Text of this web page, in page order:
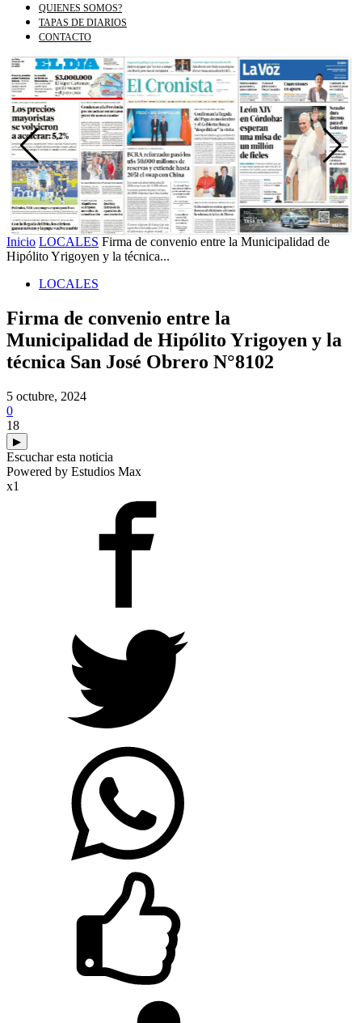
QUIENES SOMOS?
TAPAS DE DIARIOS
CONTACTO
Inicio LOCALES Firma de convenio entre la Municipalidad de
Hipólito Yrigoyen y la técnica...
LOCALES
Firma de convenio entre la
Municipalidad de Hipólito Yrigoyen y la
técnica San José Obrero N°8102
5 octubre, 2024
0
18
▶
Escuchar esta noticia
Powered by Estudios Max
x1